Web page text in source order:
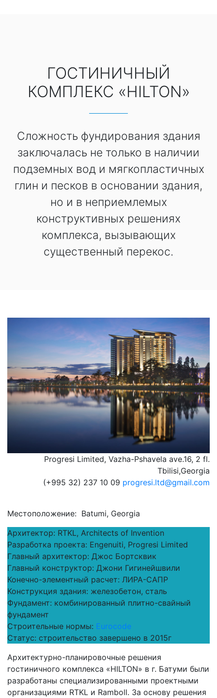
ГОСТИНИЧНЫЙ
КОМПЛЕКС «HILTON»
Сложность фундирования здания
заключалась не только в наличии
подземных вод и мягкопластичных
глин и песков в основании здания,
но и в неприемлемых
конструктивных решениях
комплекса, вызывающих
существенный перекос.
Progresi Limited, Vazha-Pshavela ave.16, 2 fl.
Tbilisi,Georgia
(+995 32) 237 10 09 progresi.ltd@gmail.com
Местоположение: Batumi, Georgia
Архитектор: RTKL, Architects of Invention
Разработка проекта: Engenuiti, Progresi Limited
Главный архитектор: Джос Бортсквик
Главный конструктор: Джони Гигинейшвили
Конечно-элементный расчет: ЛИРА-САПР
Конструкция здания: железобетон, сталь
Фундамент: комбинированный плитно-свайный
фундамент
Строительные нормы: Eurocode
Статус: строительство завершено в 2015г
Архитектурно-планировочные решения
гостиничного комплекса «HILTON» в г. Батуми были
разработаны специализированными проектными
организациями RTKL и Ramboll. За основу решения